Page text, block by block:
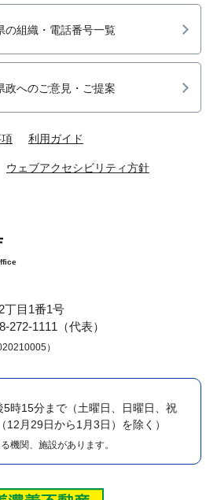
の組織・電話番号一覧
政へのご意見・ご提案
利用ガイド
ウェブアクセシビリティ方針
丁目1番1号
1111（代表）
）
5時15分まで （土曜日、日曜日、祝
12月29日から1月3日）を除く）
機関、施設があります。